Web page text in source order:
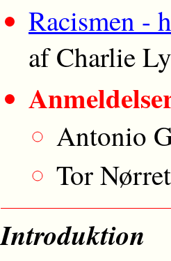
Racismen -
af Charlie
Antonio
Tor
Introduktion